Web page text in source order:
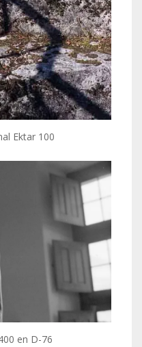
Ektar 100
en D-76